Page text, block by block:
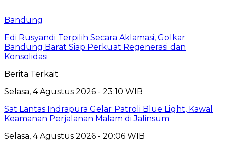
Bandung
Edi Rusyandi Terpilih Secara Aklamasi, Golkar
Bandung Barat Siap Perkuat Regenerasi dan
Konsolidasi
Berita Terkait
Selasa, 4 Agustus 2026 - 23:10 WIB
Sat Lantas Indrapura Gelar Patroli Blue Light, Kawal
Keamanan Perjalanan Malam di Jalinsum
Selasa, 4 Agustus 2026 - 20:06 WIB